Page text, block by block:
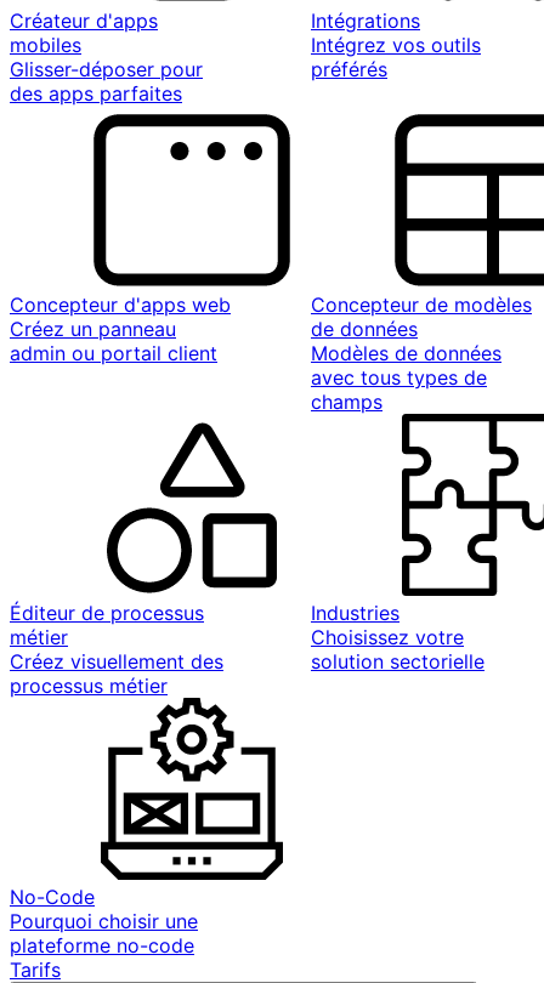
Créateur d'apps
mobiles
Glisser-déposer pour
des apps parfaites
Intégrations
Intégrez vos outils
préférés
Concepteur d'apps web
Créez un panneau
admin ou portail client
Concepteur de modèles
de données
Modèles de données
avec tous types de
champs
Éditeur de processus
métier
Créez visuellement des
processus métier
Industries
Choisissez votre
solution sectorielle
No-Code
Pourquoi choisir une
plateforme no-code
Tarifs